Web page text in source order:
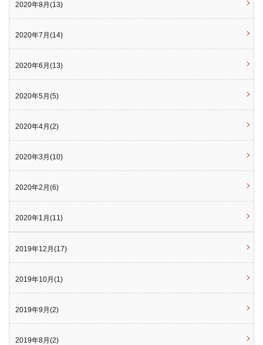
2020年8月(13)
2020年7月(14)
2020年6月(13)
2020年5月(5)
2020年4月(2)
2020年3月(10)
2020年2月(6)
2020年1月(11)
2019年12月(17)
2019年10月(1)
2019年9月(2)
2019年8月(2)